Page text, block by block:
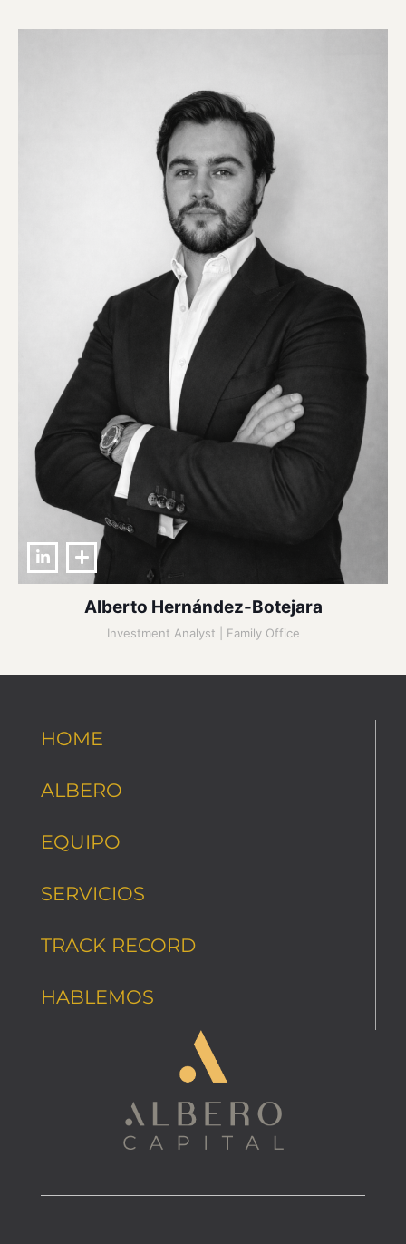
Alberto Hernández-Botejara
Investment Analyst | Family Office
HOME
ALBERO
EQUIPO
SERVICIOS
TRACK RECORD
HABLEMOS